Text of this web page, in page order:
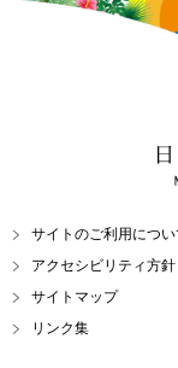
サイトのご利用につい
アクセシビリティ方針
サイトマップ
リンク集